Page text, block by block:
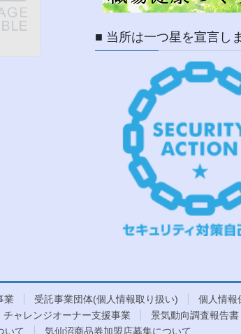
■ 当所は一つ星を宣言し
業 受託事業団体(個人情報取り扱い)
個人情報
チャレンジオーナー支援事業
景気動向調査報告書
いて 気仙沼商品券加盟店募集について